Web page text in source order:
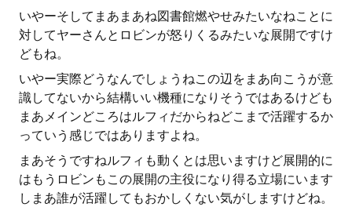
いやーそしてまあまあね図書館燃やせみたいなねことに
対してヤーさんとロビンが怒りくるみたいな展開ですけ
どもね。
いやー実際どうなんでしょうねこの辺をまあ向こうが意
識してないから結構いい機種になりそうではあるけども
まあメインどころはルフィだからねどこまで活躍するか
っていう感じではありますよね。
まあそうですねルフィも動くとは思いますけど展開的に
はもうロビンもこの展開の主役になり得る立場にいます
しまあ誰が活躍してもおかしくない気がしますけどね。